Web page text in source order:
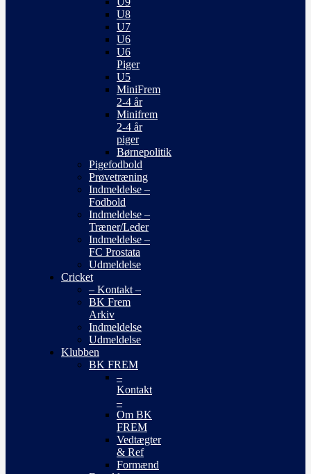
U8
U7
U6
U6
Piger
U5
MiniFrem
2-4 år
Minifrem
2-4 år
piger
Børnepolitik
Pigefodbold
Prøvetræning
Indmeldelse –
Fodbold
Indmeldelse –
Træner/Leder
Indmeldelse –
FC Prostata
Udmeldelse
Cricket
– Kontakt –
BK Frem
Arkiv
Indmeldelse
Udmeldelse
Klubben
BK FREM
–
Kontakt
–
Om BK
FREM
Vedtægter
& Ref
Formænd